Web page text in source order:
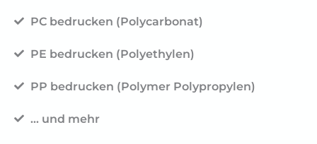
PC bedrucken (Polycarbonat)
PE bedrucken (Polyethylen)
PP bedrucken (Polymer Polypropylen)
... und mehr